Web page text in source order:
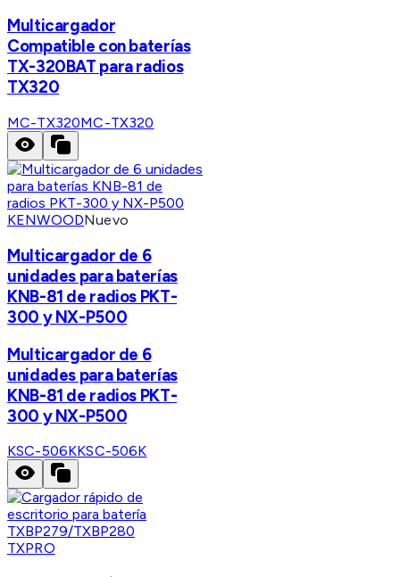
Multicargador
Compatible con baterías
TX-320BAT para radios
TX320
MC-TX320MC-TX320
KENWOODNuevo
Multicargador de 6
unidades para baterías
KNB-81 de radios PKT-
300 y NX-P500
Multicargador de 6
unidades para baterías
KNB-81 de radios PKT-
300 y NX-P500
KSC-506KKSC-506K
TXPRO